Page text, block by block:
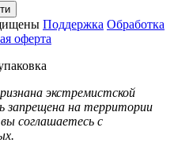
Поддержка Обработка
оферта
экстремистской
запрещена на территории
соглашаетесь с